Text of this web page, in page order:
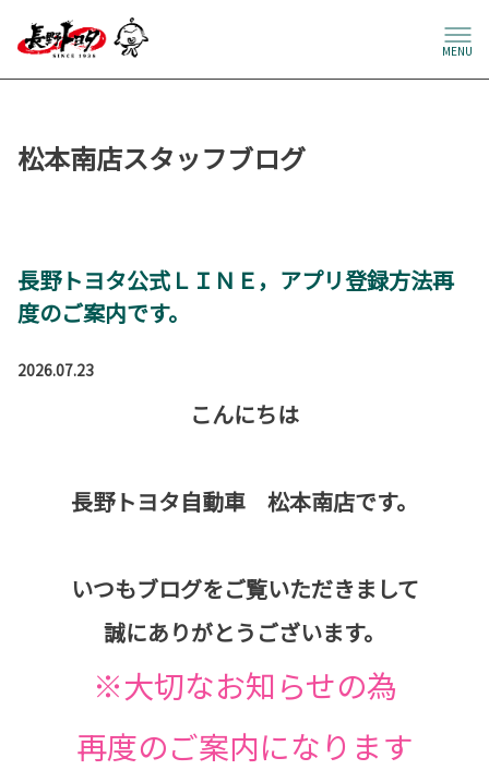
MENU
松本南店スタッフブログ
長野トヨタ公式ＬＩＮＥ，アプリ登録方法再
度のご案内です。
2026.07.23
こんにちは
長野トヨタ自動車 松本南店です。
いつもブログをご覧いただきまして
誠にありがとうございます。
※大切なお知らせの為
再度のご案内になります